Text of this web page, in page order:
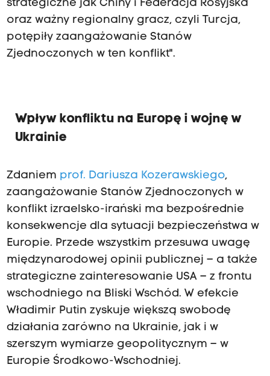
strategiczne jak Chiny i Federacja Rosyjska
oraz ważny regionalny gracz, czyli Turcja,
potępiły zaangażowanie Stanów
Zjednoczonych w ten konflikt".
Wpływ konfliktu na Europę i wojnę w
Ukrainie
Zdaniem prof. Dariusza Kozerawskiego,
zaangażowanie Stanów Zjednoczonych w
konflikt izraelsko-irański ma bezpośrednie
konsekwencje dla sytuacji bezpieczeństwa w
Europie. Przede wszystkim przesuwa uwagę
międzynarodowej opinii publicznej – a także
strategiczne zainteresowanie USA – z frontu
wschodniego na Bliski Wschód. W efekcie
Władimir Putin zyskuje większą swobodę
działania zarówno na Ukrainie, jak i w
szerszym wymiarze geopolitycznym – w
Europie Środkowo-Wschodniej.